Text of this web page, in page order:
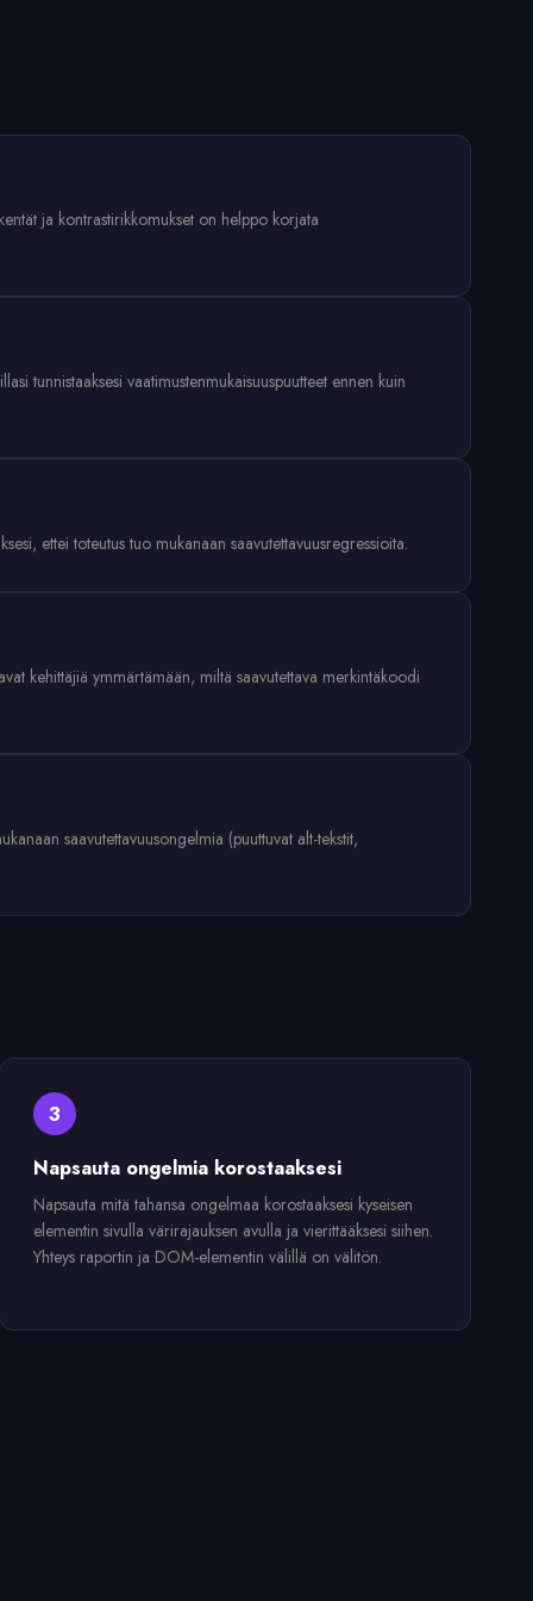
ja kontrastirikkomukset on helppo korjata
tunnistaaksesi vaatimustenmukaisuuspuutteet ennen kuin
ettei toteutus tuo mukanaan saavutettavuusregressioita.
kehittäjiä ymmärtämään, miltä saavutettava merkintäkoodi
saavutettavuusongelmia (puuttuvat alt-tekstit,
3
Napsauta ongelmia korostaaksesi
Napsauta mitä tahansa ongelmaa korostaaksesi kyseisen
elementin sivulla värirajauksen avulla ja vierittääksesi siihen.
Yhteys raportin ja DOM-elementin välillä on välitön.